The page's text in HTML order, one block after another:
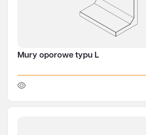
Mury oporowe typu L